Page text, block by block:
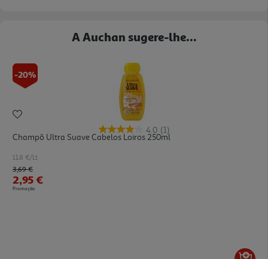
A Auchan sugere-lhe...
-20%
4.0 (1)
Champô Ultra Suave Cabelos Loiros 250ml
11.8 €/Lt
Price reduced from
3,69 €to
2,95 €
Promoção